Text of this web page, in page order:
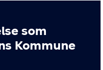
som
Kommune